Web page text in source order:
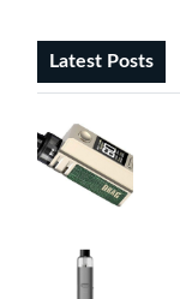
Latest Posts